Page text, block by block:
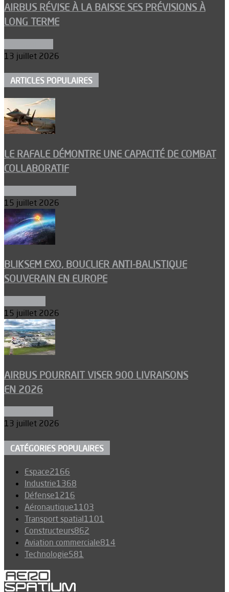
AIRBUS RÉVISE À LA BAISSE SES PRÉVISIONS À
LONG TERME
13 juillet 2026
ARTICLES POPULAIRES
LE RAFALE DÉMONTRE UNE CAPACITÉ DE COMBAT
COLLABORATIF
15 juillet 2026
BLIKSEM EXO, BOUCLIER ANTI-BALISTIQUE
SOUVERAIN EN EUROPE
15 juillet 2026
AIRBUS POURRAIT VISER 900 LIVRAISONS
EN 2026
13 juillet 2026
CATÉGORIES POPULAIRES
Espace2166
Industrie1368
Défense1216
Aéronautique1103
Transport spatial1101
Constructeurs862
Aviation commerciale814
Technologie581